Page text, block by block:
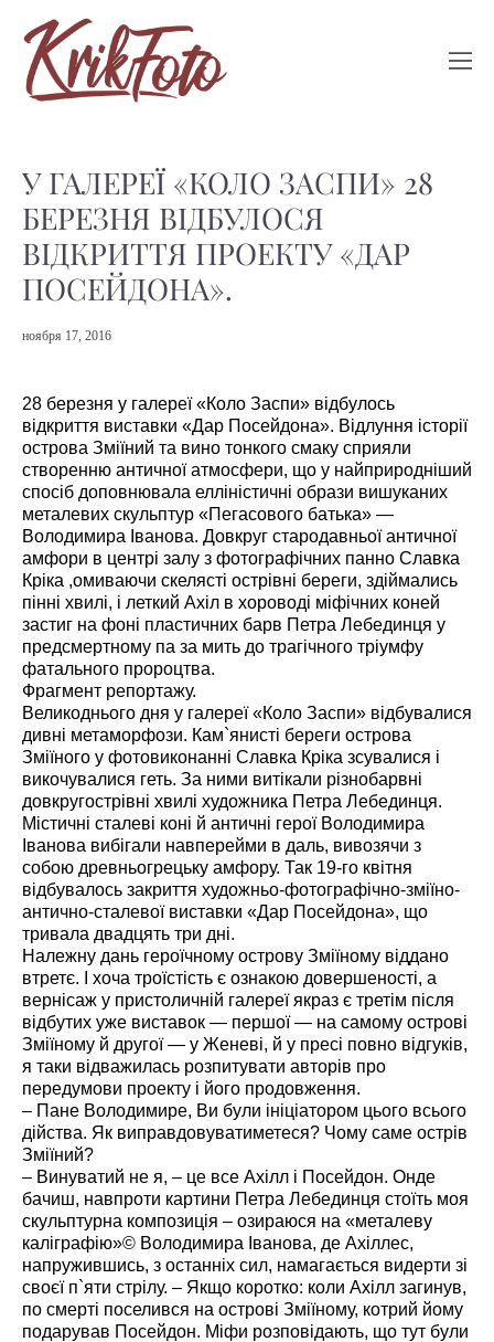
У ГАЛЕРЕЇ «КОЛО ЗАСПИ» 28
БЕРЕЗНЯ ВІДБУЛОСЯ
ВІДКРИТТЯ ПРОЕКТУ «ДАР
ПОСЕЙДОНА».
ноября 17, 2016
28 березня у галереї «Коло Заспи» відбулось
відкриття виставки «Дар Посейдона». Відлуння історії
острова Зміїний та вино тонкого смаку сприяли
створенню античної атмосфери, що у найприродніший
спосіб доповнювала елліністичні образи вишуканих
металевих скульптур «Пегасового батька» —
Володимира Іванова. Довкруг стародавньої античної
амфори в центрі залу з фотографічних панно Славка
Кріка ,омиваючи скелясті острівні береги, здіймались
пінні хвилі, і леткий Ахіл в хороводі міфічних коней
застиг на фоні пластичних барв Петра Лебединця у
предсмертному па за мить до трагічного тріумфу
фатального пророцтва.
Фрагмент репортажу.
Великоднього дня у галереї «Коло Заспи» відбувалися
дивні метаморфози. Кам`янисті береги острова
Зміїного у фотовиконанні Славка Кріка зсувалися і
викочувалися геть. За ними витікали різнобарвні
довкругострівні хвилі художника Петра Лебединця.
Містичні сталеві коні й античні герої Володимира
Іванова вибігали навперейми в даль, вивозячи з
собою древньогрецьку амфору. Так 19-го квітня
відбувалось закриття художньо-фотографічно-зміїно-
антично-сталевої виставки «Дар Посейдона», що
тривала двадцять три дні.
Належну дань героїчному острову Зміїному віддано
втретє. І хоча троїстість є ознакою довершеності, а
вернісаж у пристоличній галереї якраз є третім після
відбутих уже виставок — першої — на самому острові
Зміїному й другої — у Женеві, й у пресі повно відгуків,
я таки відважилась розпитувати авторів про
передумови проекту і його продовження.
– Пане Володимире, Ви були ініціатором цього всього
дійства. Як виправдовуватиметеся? Чому саме острів
Зміїний?
– Винуватий не я, – це все Ахілл і Посейдон. Онде
бачиш, навпроти картини Петра Лебединця стоїть моя
скульптурна композиція – озираюся на «металеву
каліграфію»© Володимира Іванова, де Ахіллес,
напружившись, з останніх сил, намагається видерти зі
своєї п`яти стрілу. – Якщо коротко: коли Ахілл загинув,
по смерті поселився на острові Зміїному, котрий йому
подарував Посейдон. Міфи розповідають, що тут були